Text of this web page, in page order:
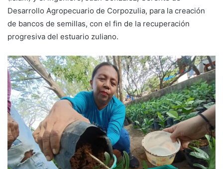
Desarrollo Agropecuario de Corpozulia, para la creación
de bancos de semillas, con el fin de la recuperación
progresiva del estuario zuliano.